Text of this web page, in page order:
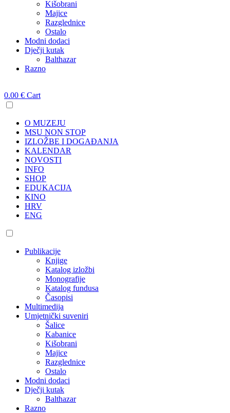
Kišobrani
Majice
Razglednice
Ostalo
Modni dodaci
Dječji kutak
Balthazar
Razno
0.00 € Cart
O MUZEJU
MSU NON STOP
IZLOŽBE I DOGAĐANJA
KALENDAR
NOVOSTI
INFO
SHOP
EDUKACIJA
KINO
HRV
ENG
Publikacije
Knjige
Katalog izložbi
Monografije
Katalog fundusa
Časopisi
Multimedija
Umjetnički suveniri
Šalice
Kabanice
Kišobrani
Majice
Razglednice
Ostalo
Modni dodaci
Dječji kutak
Balthazar
Razno